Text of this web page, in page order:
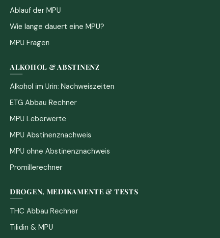
Ablauf der MPU
Wie lange dauert eine MPU?
MPU Fragen
ALKOHOL & ABSTINENZ
Alkohol im Urin: Nachweiszeiten
ETG Abbau Rechner
MPU Leberwerte
MPU Abstinenznachweis
MPU ohne Abstinenznachweis
Promillerechner
DROGEN, MEDIKAMENTE & TESTS
THC Abbau Rechner
Tilidin & MPU